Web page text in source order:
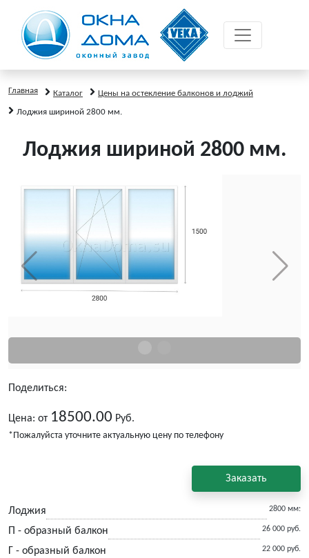
Главная Каталог Цены на остекление балконов и лоджий
Лоджия шириной 2800 мм.
Лоджия шириной 2800 мм.
Поделиться:
Цена: от 18500.00 Руб.
*Пожалуйста уточните актуальную цену по телефону
Заказать
Лоджия 2800 мм:
П - образный балкон 26 000 руб.
Г - образный балкон 22 000 руб.